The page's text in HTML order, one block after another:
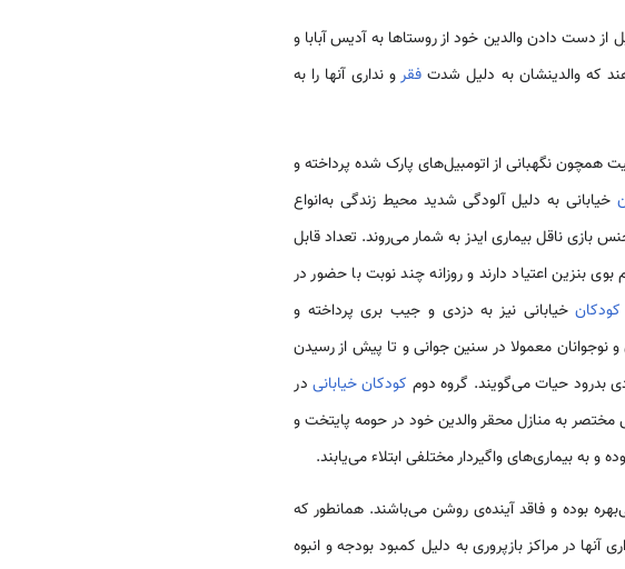
دست دادن والدین خود از روستاها به آدیس آبابا و
که والدینشان به دلیل شدت فقرو نداری آنها را به
همچون نگهبانی از اتومبیل‌های پارک شده پرداخته و
خیابانی به دلیل آلودگی شدید محیط زندگی به‌انواع
بازی ناقل بیماری ایدز به شمار می‌روند. تعداد قابل
بنزین اعتیاد دارند و روزانه چند نوبت با حضور در
کودکانخیابانی نیز به دزدی و جیب بری پرداخته و
معمولا در سنین جوانی و تا پیش از رسیدن
بدرود حیات می‌گویند. گروه دوم کودکان خیابانی در
به منازل محقر والدین خود در حومه پایتخت و
و به بیماری‌های واگیردار مختلفی ابتلاء می‌یابند.
بوده و فاقد آینده‌ی روشن می‌باشند. همانطور که
در مراکز بازپروری به دلیل کمبود بودجه و انبوه